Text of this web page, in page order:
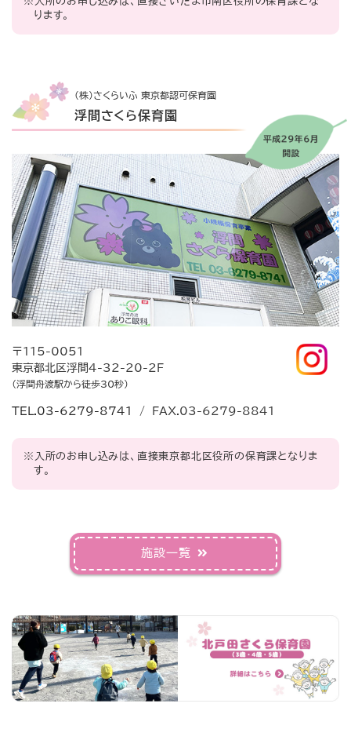
ります。
(株)さくらいふ 東京都認可保育園
浮間さくら保育園
〒115-0051
東京都北区浮間4-32-20-2F
（浮間舟渡駅から徒歩30秒）
TEL.03-6279-8741 / FAX.03-6279-8841
※入所のお申し込みは、直接東京都北区役所の保育課となりま
す。
施設一覧